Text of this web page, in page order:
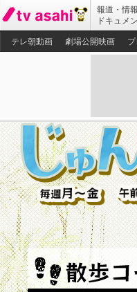
報道・情報
ドキュメ
テレ朝動画 劇場公開映画